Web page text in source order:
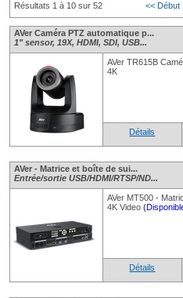
Résultats 1 à 10 sur 52 << Début
AVer Caméra PTZ automatique p...
1" sensor, 19X, HDMI, SDI, USB...
AVer TR615B
4K
Détails
AVer - Matrice et boîte de sui...
Entrée/sortie USB/HDMI/RTSP/ND...
AVer MT500 -
4K Video
Détails